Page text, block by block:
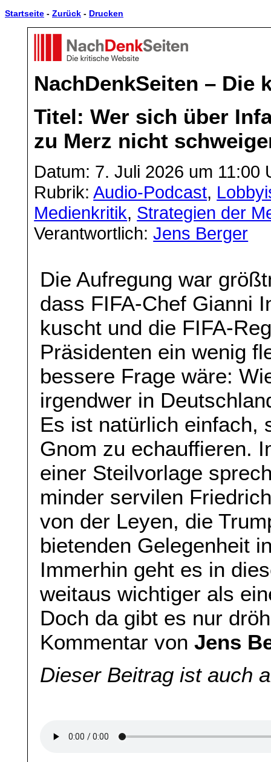
Startseite - Zurück - Drucken
NachDenkSeiten – Die
Titel: Wer sich über
zu Merz nicht
Datum: 7. Juli 2026 um 11:00
Rubrik:Audio-Podcast,
Medienkritik, Strategien der
Verantwortlich:Jens Berger
Die Aufregung war
dass FIFA-Chef Gianni
kuscht und die FIFA-
Präsidenten ein wenig
bessere Frage wäre:
irgendwer in
Es ist natürlich einfach,
Gnom zu echauffieren.
einer Steilvorlage
minder servilen
von der Leyen, die
bietenden Gelegenheit
Immerhin geht es in
weitaus wichtiger als
Doch da gibt es nur
Kommentar vonJens
Dieser Beitrag ist auch